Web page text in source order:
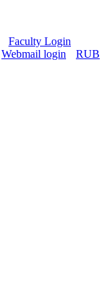
Faculty Login
Webmail login
RUB